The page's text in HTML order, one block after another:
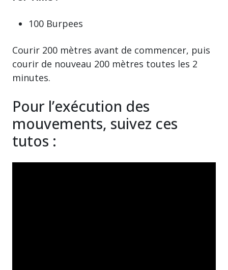
100 Burpees
Courir 200 mètres avant de commencer, puis
courir de nouveau 200 mètres toutes les 2
minutes.
Pour l’exécution des
mouvements, suivez ces
tutos :